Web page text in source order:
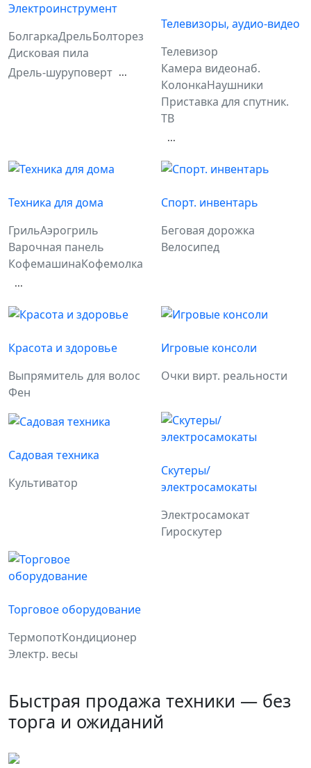
Электроинструмент
БолгаркаДрельБолторез
Дисковая пила
Дрель-шуруповерт ...
Телевизоры, аудио-видео
Телевизор
Камера видеонаб.
КолонкаНаушники
Приставка для спутник.
ТВ
...
Техника для дома
ГрильАэрогриль
Варочная панель
КофемашинаКофемолка
...
Спорт. инвентарь
Беговая дорожка
Велосипед
Красота и здоровье
Выпрямитель для волос
Фен
Игровые консоли
Очки вирт. реальности
Садовая техника
Культиватор
Скутеры/
электросамокаты
Электросамокат
Гироскутер
Торговое оборудование
ТермопотКондиционер
Электр. весы
Быстрая продажа техники — без
торга и ожиданий